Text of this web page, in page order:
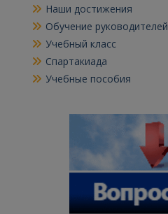
Наши достижения
Обучение руководителей
Учебный класс
Спартакиада
Учебные пособия